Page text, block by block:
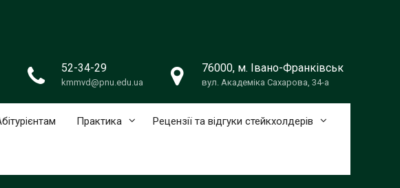
52-34-29
kmmvd@pnu.edu.ua
76000, м. Івано-Франківськ
вул. Академіка Сахарова, 34-а
Практика Рецензії та відгуки стейкхолдерів